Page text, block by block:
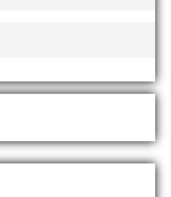
klicka här! Foto:
i längdhoppet